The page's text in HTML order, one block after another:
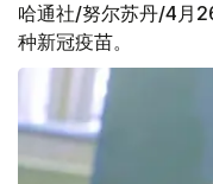
哈通社/努尔苏丹/4月
种新冠疫苗。